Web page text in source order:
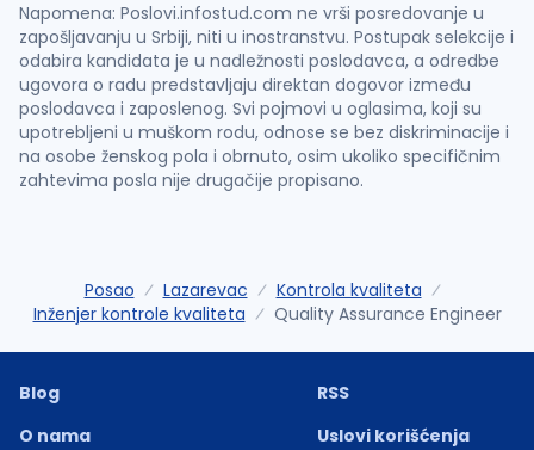
Napomena: Poslovi.infostud.com ne vrši posredovanje u
zapošljavanju u Srbiji, niti u inostranstvu. Postupak selekcije i
odabira kandidata je u nadležnosti poslodavca, a odredbe
ugovora o radu predstavljaju direktan dogovor između
poslodavca i zaposlenog. Svi pojmovi u oglasima, koji su
upotrebljeni u muškom rodu, odnose se bez diskriminacije i
na osobe ženskog pola i obrnuto, osim ukoliko specifičnim
zahtevima posla nije drugačije propisano.
Posao Lazarevac
Kontrola kvaliteta
Inženjer kontrole kvaliteta
Quality Assurance Engineer
Blog
O nama
RSS
Uslovi korišćenja